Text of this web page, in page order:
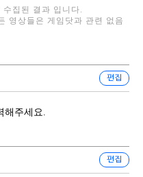
집된 결과 입니다.
영상들은 게임닷과 관련 없음
편집
해주세요.
편집